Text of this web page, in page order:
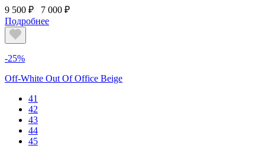
9 500 ₽
7 000 ₽
Подробнее
-25%
Off-White Out Of Office Beige
41
42
43
44
45